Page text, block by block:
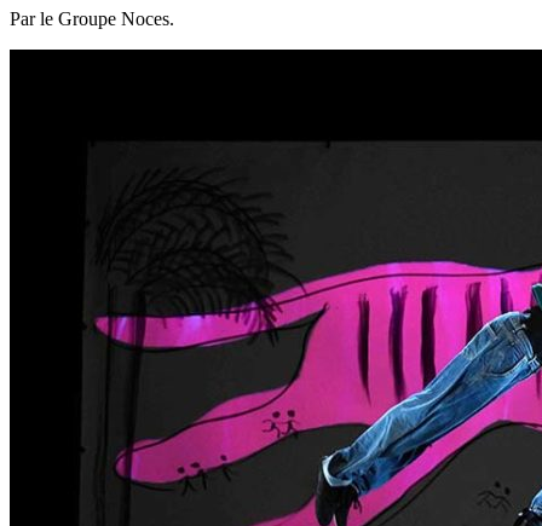
Par le Groupe Noces.